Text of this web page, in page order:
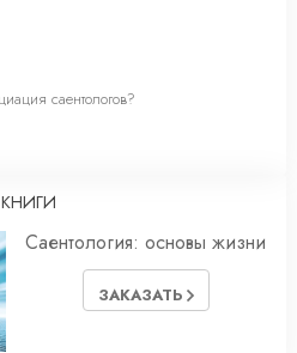
саентологов?
КНИГИ
Саентология: основы жизни
ЗАКАЗАТЬ